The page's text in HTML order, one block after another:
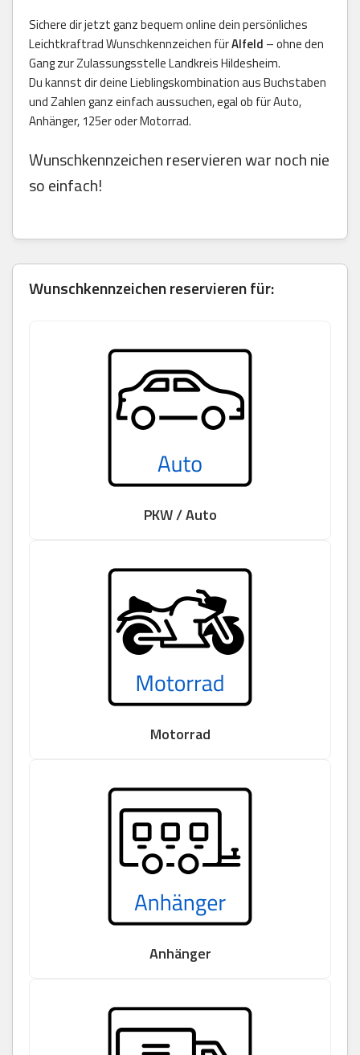
Sichere dir jetzt ganz bequem online dein persönliches
Leichtkraftrad Wunschkennzeichen fürAlfeld – ohne den
Gang zur Zulassungsstelle Landkreis Hildesheim.
Du kannst dir deine Lieblingskombination aus Buchstaben
und Zahlen ganz einfach aussuchen, egal ob für Auto,
Anhänger, 125er oder Motorrad.
Wunschkennzeichen reservieren war noch nie
so einfach!
Wunschkennzeichen reservieren für:
PKW / Auto
Motorrad
Anhänger